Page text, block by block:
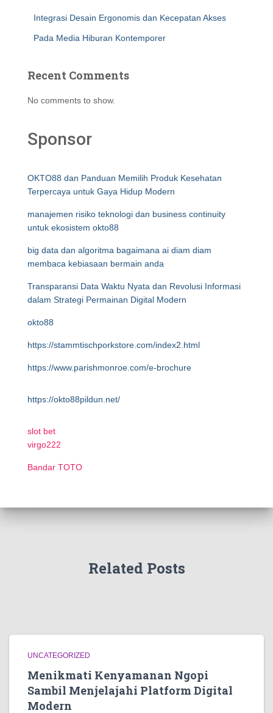
Integrasi Desain Ergonomis dan Kecepatan Akses
Pada Media Hiburan Kontemporer
Recent Comments
No comments to show.
Sponsor
OKTO88 dan Panduan Memilih Produk Kesehatan
Terpercaya untuk Gaya Hidup Modern
manajemen risiko teknologi dan business continuity
untuk ekosistem okto88
big data dan algoritma bagaimana ai diam diam
membaca kebiasaan bermain anda
Transparansi Data Waktu Nyata dan Revolusi Informasi
dalam Strategi Permainan Digital Modern
okto88
https://stammtischporkstore.com/index2.html
https://www.parishmonroe.com/e-brochure
https://okto88pildun.net/
slot bet
virgo222
Bandar TOTO
Related Posts
UNCATEGORIZED
Menikmati Kenyamanan Ngopi
Sambil Menjelajahi Platform Digital
Modern